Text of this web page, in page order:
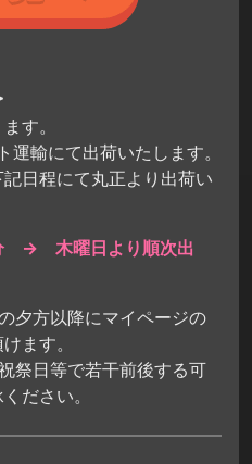
す。
輸にて出荷いたします。
日程にて丸正より出荷い
→ 木曜日より順次出
夕方以降にマイページの
ます。
祭日等で若干前後する可
ださい。